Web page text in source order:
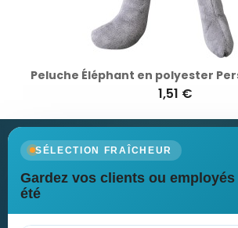
1,51 €
SÉLECTION FRAÎCHEUR
Gardez vos clients ou
été
Newsletter
Recevez nos dernières nouvelles et